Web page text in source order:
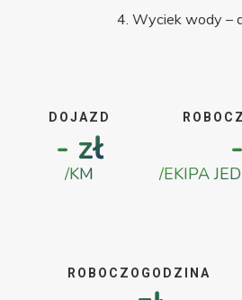
4. Wyciek wody –
DOJAZD
- zł
/KM /EKIPA
ROBOCZOGODZINA